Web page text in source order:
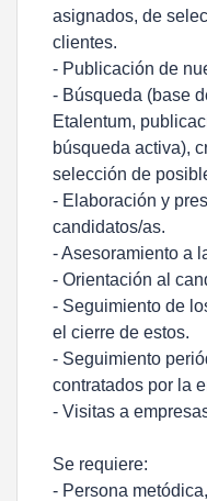
asignados, de
clientes.
- Publicación de
- Búsqueda (base
Etalentum,
búsqueda activa),
selección de
- Elaboración y
candidatos/as.
- Asesoramiento a
- Orientación al
- Seguimiento de
el cierre de estos.
- Seguimiento
contratados por la
- Visitas a
Se requiere:
- Persona